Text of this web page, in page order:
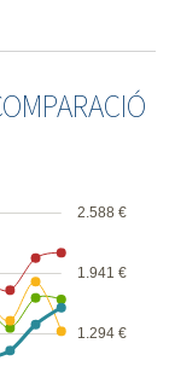
1.294 €
1.941 €
2.588 €